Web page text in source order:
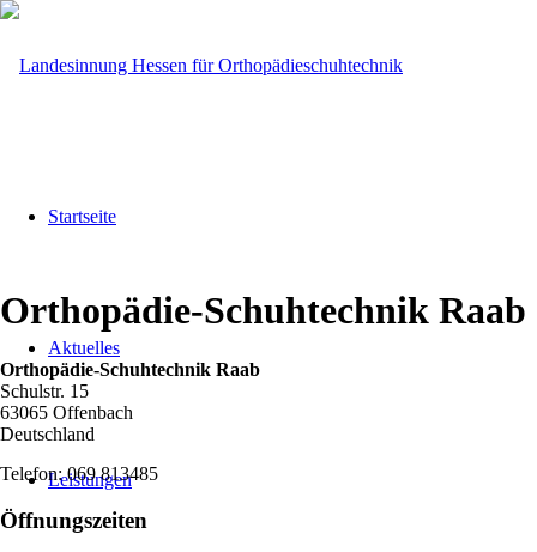
Startseite
Aktuelles
Leistungen
Orthopädie-Schuhtechnik Raab
Orthopädie-Schuhtechnik Raab
Schulstr. 15
63065 Offenbach
Deutschland
Telefon:069 813485
Öffnungszeiten